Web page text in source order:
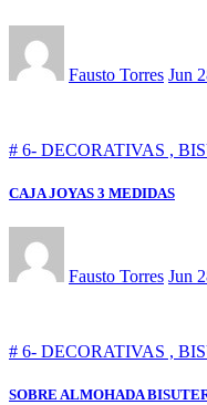
Fausto Torres Jun
# 6- DECORATIVAS ,
CAJA JOYAS 3 MEDIDAS
Fausto Torres Jun
# 6- DECORATIVAS ,
SOBRE ALMOHADA